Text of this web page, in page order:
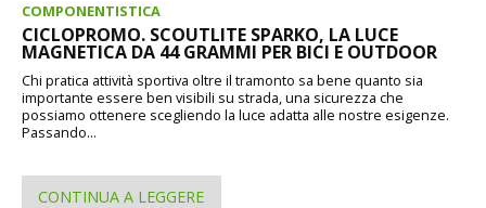
COMPONENTISTICA
CICLOPROMO. SCOUTLITE SPARKO, LA LUCE
MAGNETICA DA 44 GRAMMI PER BICI E OUTDOOR
Chi pratica attività sportiva oltre il tramonto sa bene quanto sia
importante essere ben visibili su strada, una sicurezza che
possiamo ottenere scegliendo la luce adatta alle nostre esigenze.
Passando...
CONTINUA A LEGGERE